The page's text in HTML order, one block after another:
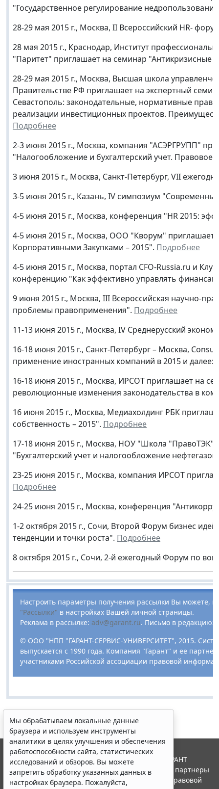
"Государственное регулирование
28-29 мая 2015 г., Москва, II Всероссийский HR-
28 мая 2015 г., Краснодар, Институт
"Паритет" приглашает на семинар
28-29 мая 2015 г., Москва, Высшая школа
Правительстве РФ приглашает на экспертный
Севастополь: законодательные, нормативные
реализации инвестиционных проектов.
Подробнее
2-3 июня 2015 г., Москва, компания "АСЭРГРУПП"
"Налогообложение и бухгалтерский учет. Правовое
3 июня 2015 г., Москва, Санкт-Петербург, VII
3-5 июня 2015 г., Казань, IV симпозиум
4-5 июня 2015 г., Москва, конференция "HR 2015:
4-5 июня 2015 г., Москва, ООО "Кворум"
Корпоративными Закупками – 2015". Подробнее
4-5 июня 2015 г., Москва, портал CFO-Russia.ru и
конференцию "Как эффективно управлять
9 июня 2015 г., Москва, III Всероссийская научно-
проблемы правоприменения". Подробнее
11-13 июня 2015 г., Москва, IV Среднерусский
16-18 июня 2015 г., Санкт-Петербург – Москва,
применение иностранных компаний в 2015 и
16-18 июня 2015 г., Москва, ИРСОТ приглашает на
революционные изменения законодательства в
16 июня 2015 г., Москва, Медиахолдинг РБК
собственность – 2015". Подробнее
17-18 июня 2015 г., Москва, НОУ "Школа "ПравоТЭК"
"Бухгалтерский учет и налогообложение
23-25 июня 2015 г., Москва, компания ИРСОТ
Подробнее
24-25 июня 2015 г., Москва, конференция
1-2 октября 2015 г., Сочи, Второй Форум бизнес
тенденции и точки роста". Подробнее
8 октября 2015 г., Сочи, 2-й ежегодный Форум по
Настроить параметры получения рассылки Вы можете,
"Рассылки" в настройках Вашей личной страницы.
Реклама в рассылке: adv@garant.ru. Письмо в редакцию:
© ООО "НПП "ГАРАНТ-СЕРВИС-УНИВЕРСИТЕТ", 2015.
выпускается с 1990 года. Компания "Гарант" и ее
участниками Российской ассоциации правовой
Мы обрабатываем локальные данные
браузера и используем инструменты
аналитики в целях улучшения и обеспечения
работоспособности сайта, статистических
исследований и обзоров. Вы можете
запретить обработку указанных данных в
настройках браузера. Пожалуйста,
© ООО "НПП "ГАРАНТ-СЕРВИС", 2026. Система ГАРАНТ
выпускается с 1990 года. Компания "Гарант" и ее партнеры
являются участниками Российской ассоциации правовой